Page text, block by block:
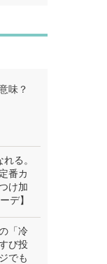
味？
る。
番カ
け加
デ】
「冷
び投
でも